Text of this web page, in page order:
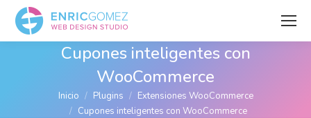
Cupones inteligentes con
WooCommerce
Estás aquí:Inicio Plugins
Extensiones WooCommerce
Cupones inteligentes con WooCommerce